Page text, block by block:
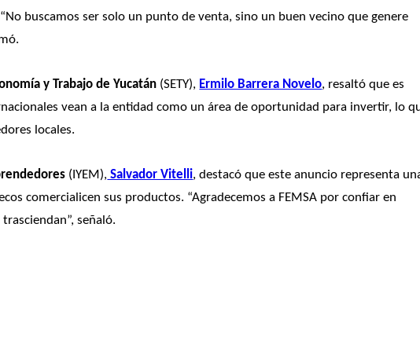
buscamos ser solo un punto de venta, sino un buen vecino que genere
y Trabajo de Yucatán (SETY), Ermilo Barrera Novelo, resaltó que es
vean a la entidad como un área de oportunidad para invertir, lo
locales.
(IYEM), Salvador Vitelli, destacó que este anuncio representa
comercialicen sus productos. “Agradecemos a FEMSA por confiar en
señaló.